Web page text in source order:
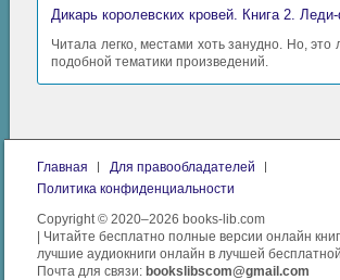
Читала легко, местами хоть занудно. Но, это
подобной тематики произведений.
Главная
Для правообладателей
Политика конфиденциальности
Copyright © 2020–2026 books-lib.com
| Читайте бесплатно полные версии онлайн
лучшие аудиокниги онлайн в лучшей
Почта для связи:bookslibscom@gmail.com